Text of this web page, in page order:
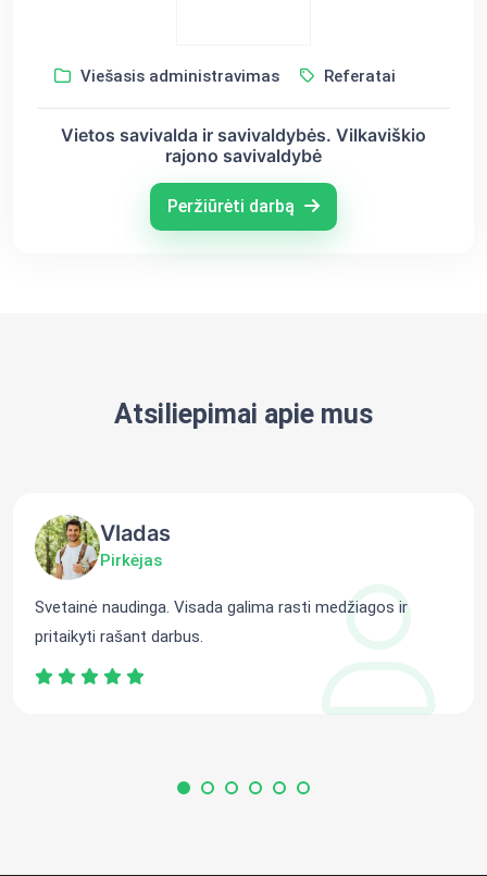
Viešasis administravimas Referatai
Vietos savivalda ir savivaldybės. Vilkaviškio
rajono savivaldybė
Peržiūrėti darbą
Atsiliepimai apie mus
Vladas
Pirkėjas
Svetainė naudinga. Visada galima rasti medžiagos ir
pritaikyti rašant darbus.